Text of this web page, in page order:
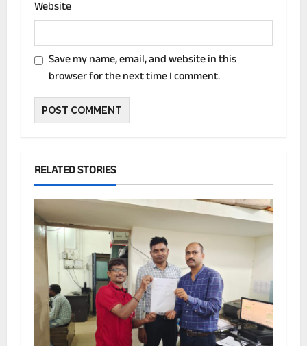
Website
Save my name, email, and website in this
browser for the next time I comment.
RELATED STORIES